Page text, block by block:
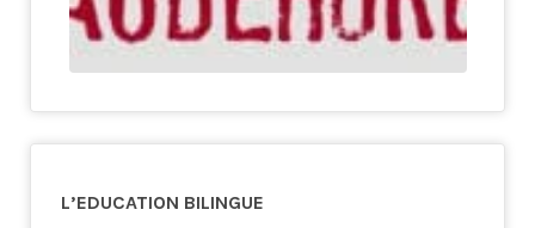
L’EDUCATION BILINGUE